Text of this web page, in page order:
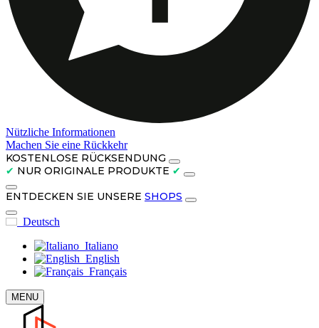
Nützliche Informationen
Machen Sie eine Rückkehr
KOSTENLOSE RÜCKSENDUNG
✔ NUR ORIGINALE PRODUKTE ✔
ENTDECKEN SIE UNSERE SHOPS
Deutsch
Italiano
English
Français
MENU